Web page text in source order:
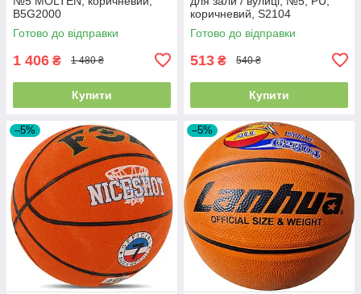
B5G2000
Готово до відправки
1 406 ₴ 1 480 ₴
Купити
коричневий, S2104
Готово до відправки
513 ₴ 540 ₴
Купити
–5% –5%